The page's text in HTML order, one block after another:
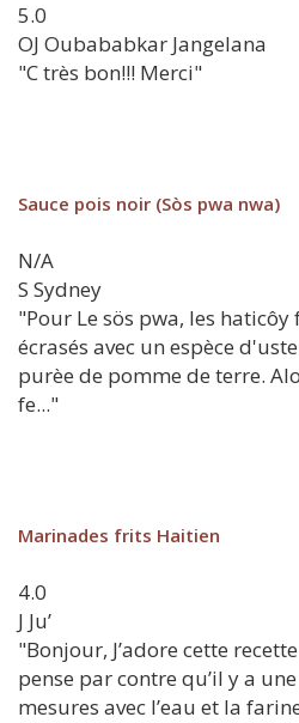
5.0
OJ Oubababkar Jangelana
"C très bon!!! Merci"
Sauce pois noir (Sòs pwa nwa)
N/A
S Sydney
"Pour Le sös pwa, les
écrasés avec un espèce
purèe de pomme de terre.
fe..."
Marinades frits Haitien
4.0
J Ju’
"Bonjour, J’adore cette
pense par contre qu’il y a
mesures avec l’eau et la